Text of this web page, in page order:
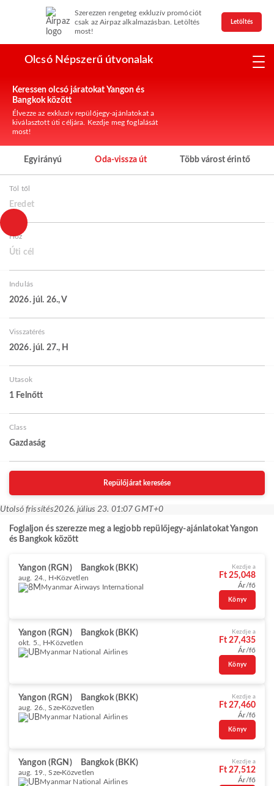
Szerezzen rengeteg exkluzív promóciót
csak az Airpaz alkalmazásban. Letöltés
most!
Letöltés
Olcsó Népszerű útvonalak
Keressen olcsó járatokat Yangon és
Bangkok között
Élvezze az exkluzív repülőjegy-ajánlatokat a
kiválasztott úti céljára. Kezdje meg foglalását
most!
Egyirányú Oda-vissza út Több várost érintő
Tól től
Eredet
Hoz
Úti cél
Indulás
2026. júl. 26., V
Visszatérés
2026. júl. 27., H
Utasok
1 Felnőtt
Class
Gazdaság
Repülőjárat keresése
Utolsó frissítés2026. július 23. 01:07 GMT+0
Foglaljon és szerezze meg a legjobb repülőjegy-ajánlatokat Yangon
és Bangkok között
Yangon (RGN) Bangkok (BKK)
aug. 24., H Közvetlen
Myanmar Airways International
Kezdje a
Ft 25,048
Ár/fő
Könyv
Yangon (RGN) Bangkok (BKK)
okt. 5., H Közvetlen
Myanmar National Airlines
Kezdje a
Ft 27,435
Ár/fő
Könyv
Yangon (RGN) Bangkok (BKK)
aug. 26., Sze Közvetlen
Myanmar National Airlines
Kezdje a
Ft 27,460
Ár/fő
Könyv
Yangon (RGN) Bangkok (BKK)
aug. 19., Sze Közvetlen
Myanmar National Airlines
Kezdje a
Ft 27,512
Ár/fő